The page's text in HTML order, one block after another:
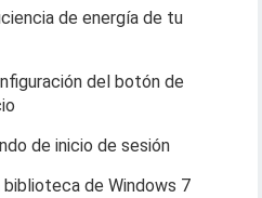
de energía de tu
del botón de
de inicio de sesión
biblioteca de Windows 7